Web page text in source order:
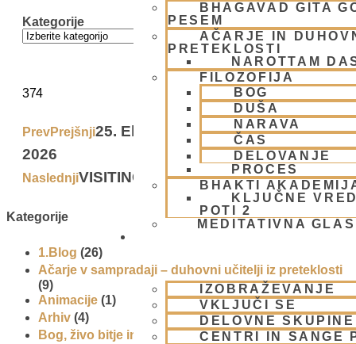
BHAGAVAD GITA
PESEM
AČARJE IN
PRETEKLOSTI
NAROTTAM
FILOZOFIJA
BOG
DUŠA
NARAVA
ČAS
DELOVANJE
PROCES
BHAKTI
KLJUČNE
POTI 2
MEDITATIVNA
IZOBRAŽEVANJE
VKLJUČI SE
DELOVNE SKUPINE
CENTRI IN SANGE
Kategorije
374
PrevPrejšnji25. Ekokaravana – Padajatra
2026
NaslednjiVISITING THE COWSNext
Kategorije
1.Blog (26)
Ačarje v sampradaji – duhovni učitelji iz preteklosti
(9)
Animacije (1)
Arhiv (4)
Bog, živo bitje in narava(17)